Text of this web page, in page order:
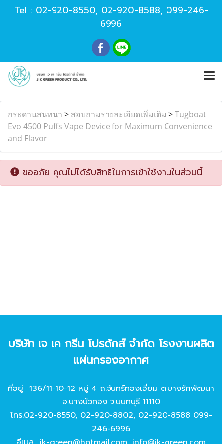
Tel : 02-920-8550, 02-920-8588, 099-246-
6996
กระดานสนทนา > สอบถามรายละเอียดเพิ่มเติม >Tugboat
Evo 4500 Puffs Vape Device for Maximum Convenience
and Flavor
ขออภัย คุณไม่ได้รับสิทธิในการเข้าใช้งานในส่วนนี้
บริษัท เจ เค กรีน โปรดักส์ จํากัด โรงงานผลิต
แผ่นกรองอากาศ
ที่อยู่ 136/11-10-12 หมู่ 4 ถ.จันทร์ทองเอี่ยม ต.บางรักพัฒนา
อ.บางบัวทอง จ.นนทบุรี 11110
โทร.02-920-8550, 02-920-8802, 02-920-8588 099-
246-6996